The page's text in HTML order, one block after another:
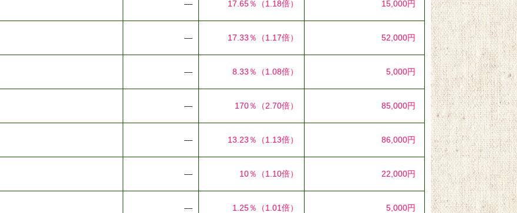
― 17.65％ （1.18倍） 15,000円
― 17.33％ （1.17倍） 52,000円
― 8.33％ （1.08倍） 5,000円
― 170％ （2.70倍） 85,000円
― 13.23％ （1.13倍） 86,000円
― 10％ （1.10倍） 22,000円
― 1.25％ （1.01倍） 5,000円